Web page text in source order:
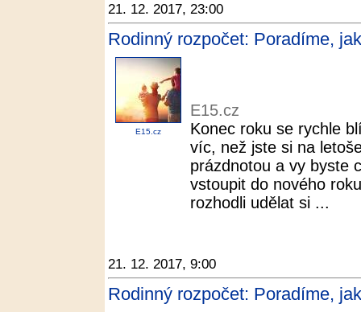
21. 12. 2017, 23:00
Rodinný rozpočet: Poradíme,
E15.cz
E15.cz
Konec roku se rychle
víc, než jste si na
prázdnotou a vy byste
vstoupit do nového
rozhodli udělat si ...
21. 12. 2017, 9:00
Rodinný rozpočet: Poradíme,